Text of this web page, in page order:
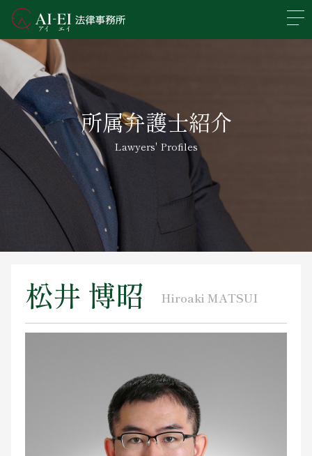
所属弁護士紹介
Lawyers' Profiles
松井 博昭 Hiroaki MATSUI
業務分野
所属弁護士紹介
アクセス
お問い合わせ